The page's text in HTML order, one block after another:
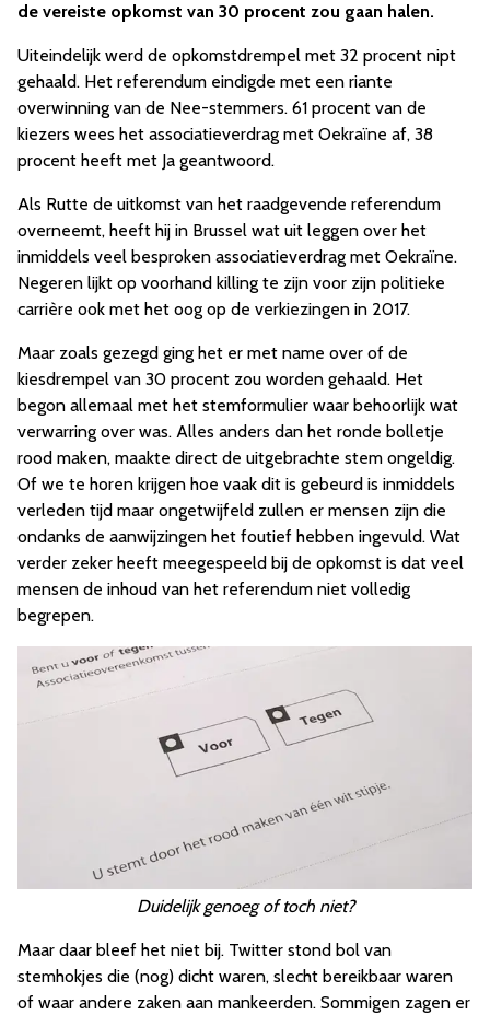
de vereiste opkomst van 30 procent zou gaan halen.
Uiteindelijk werd de opkomstdrempel met 32 procent nipt
gehaald. Het referendum eindigde met een riante
overwinning van de Nee-stemmers. 61 procent van de
kiezers wees het associatieverdrag met Oekraïne af, 38
procent heeft met Ja geantwoord.
Als Rutte de uitkomst van het raadgevende referendum
overneemt, heeft hij in Brussel wat uit leggen over het
inmiddels veel besproken associatieverdrag met Oekraïne.
Negeren lijkt op voorhand killing te zijn voor zijn politieke
carrière ook met het oog op de verkiezingen in 2017.
Maar zoals gezegd ging het er met name over of de
kiesdrempel van 30 procent zou worden gehaald. Het
begon allemaal met het stemformulier waar behoorlijk wat
verwarring over was. Alles anders dan het ronde bolletje
rood maken, maakte direct de uitgebrachte stem ongeldig.
Of we te horen krijgen hoe vaak dit is gebeurd is inmiddels
verleden tijd maar ongetwijfeld zullen er mensen zijn die
ondanks de aanwijzingen het foutief hebben ingevuld. Wat
verder zeker heeft meegespeeld bij de opkomst is dat veel
mensen de inhoud van het referendum niet volledig
begrepen.
Duidelijk genoeg of toch niet?
Maar daar bleef het niet bij. Twitter stond bol van
stemhokjes die (nog) dicht waren, slecht bereikbaar waren
of waar andere zaken aan mankeerden. Sommigen zagen er